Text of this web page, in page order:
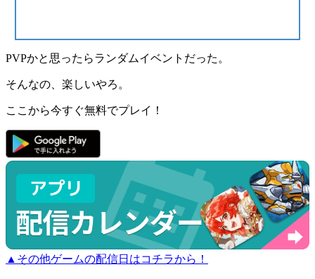
PVPかと思ったらランダムイベントだった。
そんなの、楽しいやろ。
ここから今すぐ無料でプレイ！
▲その他ゲームの配信日はコチラから！